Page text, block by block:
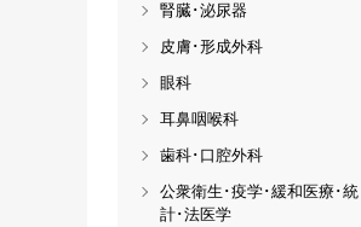
腎臓･泌尿器
皮膚･形成外科
眼科
耳鼻咽喉科
歯科･口腔外科
公衆衛生･疫学･緩和医療･統
計･法医学